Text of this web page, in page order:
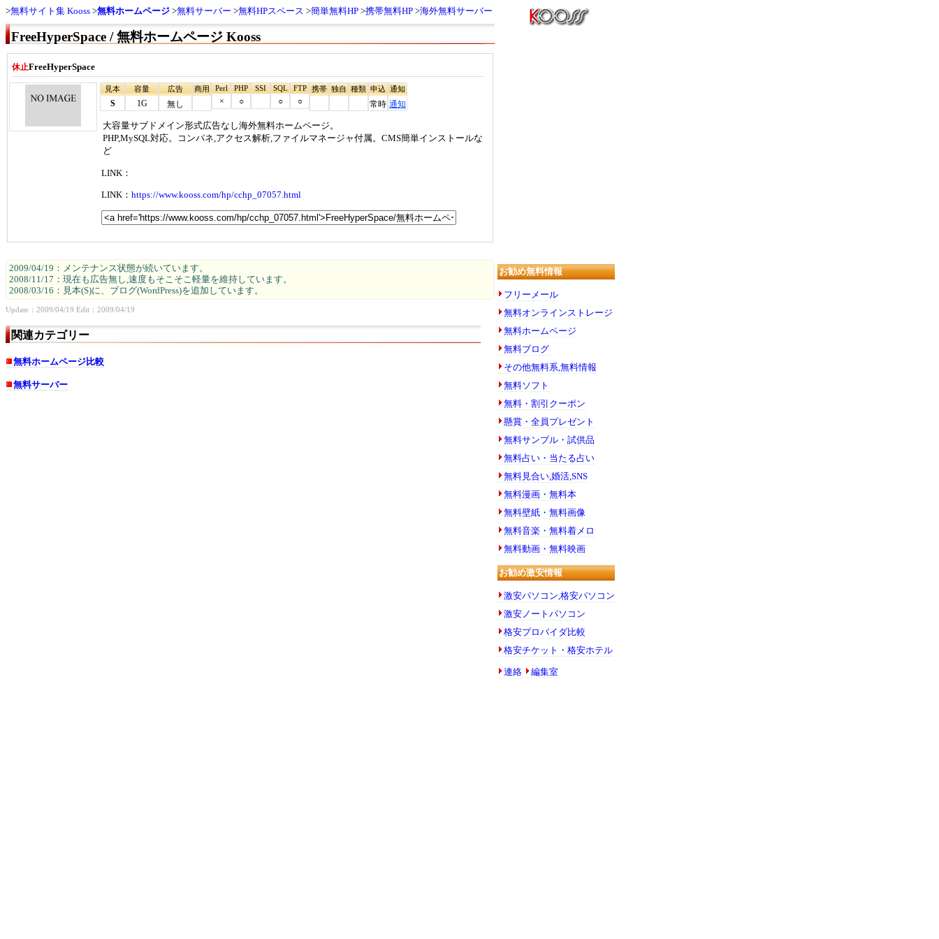
無料サイト集 Kooss 無料ホームページ 無料サーバー 無料HPスペース 簡単無料HP 携帯無料HP 海外無料サーバー
FreeHyperSpace / 無料ホームページ Kooss
休止FreeHyperSpace
見本
S
容量
1G
広告
無し
商用 Perl
×
PHP
○
SSI SQL
○
FTP
○
携帯 独自 種類 申込
常時
通知
通知
大容量サブドメイン形式広告なし海外無料ホームページ。
PHP,MySQL対応。コンパネ,アクセス解析,ファイルマネージャ付属。CMS簡単インストールな
ど
LINK：
LINK： https://www.kooss.com/hp/cchp_07057.html
2009/04/19：メンテナンス状態が続いています。
2008/11/17：現在も広告無し,速度もそこそこ軽量を維持しています。
2008/03/16：見本(S)に、ブログ(WordPress)を追加しています。
Update：2009/04/19 Edit：2009/04/19
関連カテゴリー
無料ホームページ比較
無料サーバー
お勧め無料情報
フリーメール
無料オンラインストレージ
無料ホームページ
無料ブログ
その他無料系,無料情報
無料ソフト
無料・割引クーポン
懸賞・全員プレゼント
無料サンプル・試供品
無料占い・当たる占い
無料見合い,婚活,SNS
無料漫画・無料本
無料壁紙・無料画像
無料音楽・無料着メロ
無料動画・無料映画
お勧め激安情報
激安パソコン,格安パソコン
激安ノートパソコン
格安プロバイダ比較
格安チケット・格安ホテル
連絡 編集室